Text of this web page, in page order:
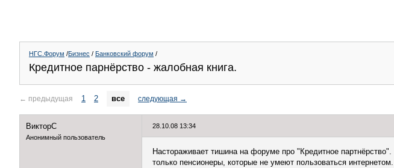
НГС.Форум /Бизнес / Банковский форум /
Кредитное парнёрство - жалобная книга.
← предыдущая 1 2 все следующая →
ВикторС
Анонимный пользователь
28.10.08 13:34
Настораживает тишина на форуме про "Кредитное
только пенсионеры, которые не умеют пользоваться